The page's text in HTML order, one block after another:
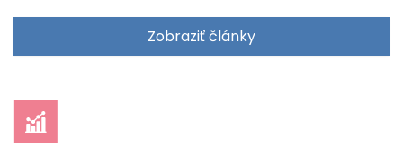
Zobraziť články